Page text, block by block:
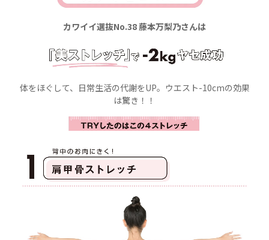
カワイイ選抜No.38 藤本万梨乃さんは
体をほぐして、日常生活の代謝をUP。ウエスト-10cmの効果
は驚き！！